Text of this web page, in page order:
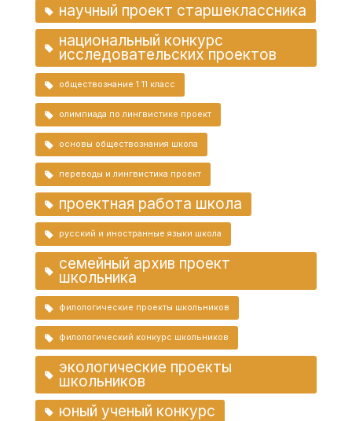
научный проект старшеклассника
национальный конкурс
исследовательских проектов
обществознание 1 11 класс
олимпиада по лингвистике проект
основы обществознания школа
переводы и лингвистика проект
проектная работа школа
русский и иностранные языки школа
семейный архив проект
школьника
филологические проекты школьников
филологический конкурс школьников
экологические проекты
школьников
юный ученый конкурс